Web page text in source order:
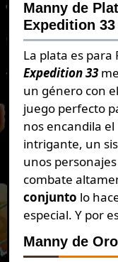
Manny de
Expedition 33
La plata es para
Expedition 33
un género con
juego perfecto
nos encandila
intrigante, un
unos
combate
conjunto lo
especial. Y por
Manny de